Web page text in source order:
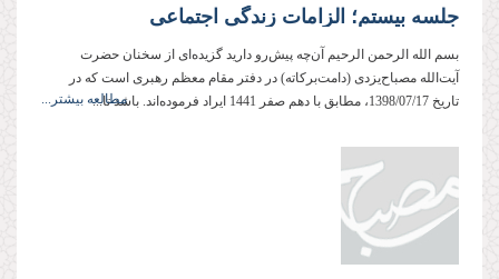
جلسه بیستم؛ الزامات زندگی اجتماعی
بسم الله الرحمن الرحیم آن‌چه پیش‌رو دارید گزیده‌ای از سخنان حضرت
آیت‌الله مصباح‌یزدی (دامت‌بركاته) در دفتر مقام معظم رهبری است كه در
تاریخ 1398/07/17، مطابق با دهم صفر 1441 ایراد فرموده‌اند. باشد تا...
مطالعه بیشتر...